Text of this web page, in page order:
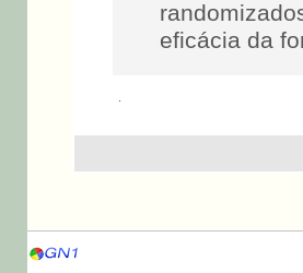
eficácia da